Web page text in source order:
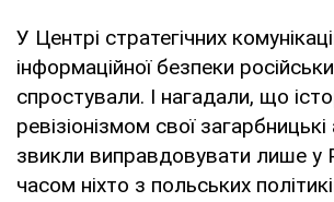
У Центрі стратегічних
інформаційної безпеки
спростували. І нагадали, що
ревізіонізмом свої загарбницькі
звикли виправдовувати лише у
часом ніхто з польських